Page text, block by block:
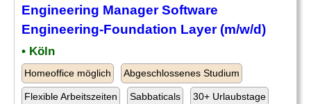
Engineering ManagerSoftware
Engineering-Foundation Layer (m/w/d)
• Köln
Homeoffice möglich Abgeschlossenes Studium
Flexible Arbeitszeiten Sabbaticals 30+ Urlaubstage